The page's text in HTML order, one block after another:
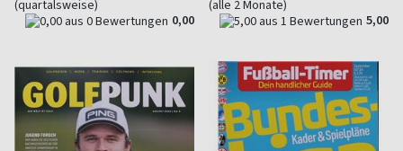
(quartalsweise)
0,00
(alle 2 Monate)
5,00